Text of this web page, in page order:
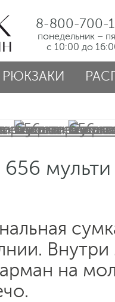
8-800-700-
понедельник –
с 10:00 до
РЮКЗАКИ
Внутри
на